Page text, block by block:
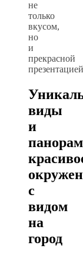
не
только
вкусом,
но
и
прекрасной
виды
и
с
видом
на
город